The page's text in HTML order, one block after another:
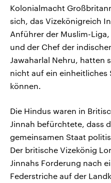
Kolonialmacht
sich, das Vizekönigreich
Anführer der Muslim-
und der Chef der
Jawaharlal Nehru, hatten
nicht auf ein einheitliches
können.
Die Hindus waren in
Jinnah befürchtete, dass
gemeinsamen Staat
Der britische Vizekönig
Jinnahs Forderung nach
Federstriche auf der